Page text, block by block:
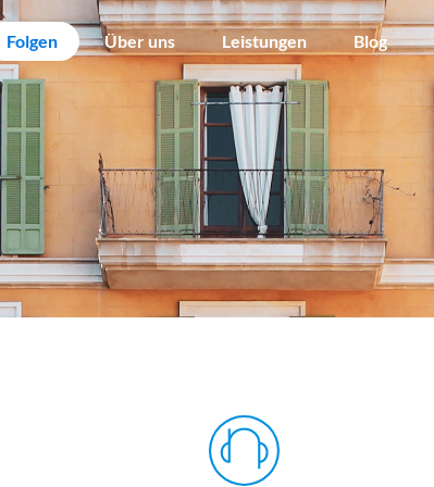
Folgen Über uns Leistungen Blog